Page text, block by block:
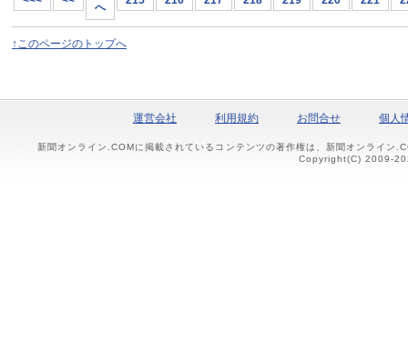
へ
↑このページのトップへ
運営会社 利用規約 お問合せ 個人
新聞オンライン.COMに掲載されているコンテンツの著作権は、新聞オンライン
Copyright(C) 2009-